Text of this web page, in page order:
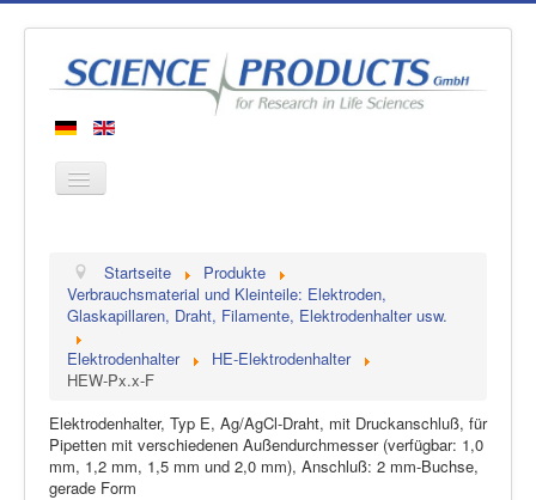
Produkte
Hersteller
Über uns
Startseite
Produkte
Verbrauchsmaterial und Kleinteile: Elektroden,
Glaskapillaren, Draht, Filamente, Elektrodenhalter usw.
Elektrodenhalter
HE-Elektrodenhalter
HEW-Px.x-F
Elektrodenhalter, Typ E, Ag/AgCl-Draht, mit Druckanschluß, für
Pipetten mit verschiedenen Außendurchmesser (verfügbar: 1,0
mm, 1,2 mm, 1,5 mm und 2,0 mm), Anschluß: 2 mm-Buchse,
gerade Form